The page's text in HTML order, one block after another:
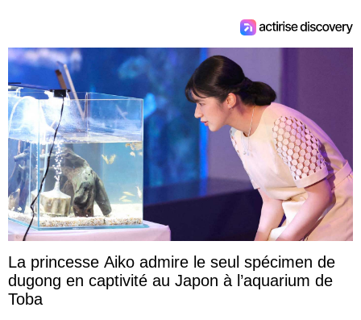
La princesse Aiko admire le seul spécimen de
dugong en captivité au Japon à l’aquarium de
Toba